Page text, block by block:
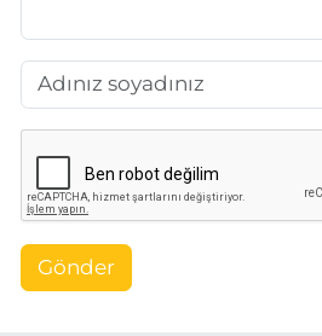
Gönder